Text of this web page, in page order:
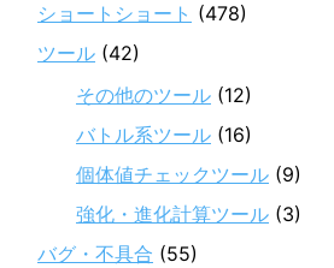
ショートショート (478)
ツール (42)
その他のツール (12)
バトル系ツール (16)
個体値チェックツール (9)
強化・進化計算ツール (3)
バグ・不具合 (55)